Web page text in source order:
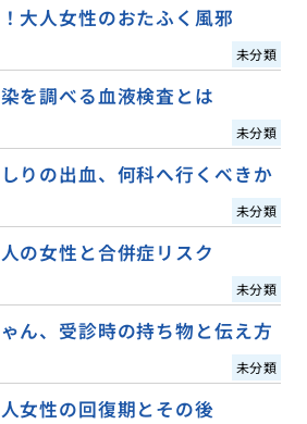
大人女性のおたふく風邪
未分類
を調べる血液検査とは
未分類
りの出血、何科へ行くべきか
未分類
の女性と合併症リスク
未分類
ん、受診時の持ち物と伝え方
未分類
女性の回復期とその後